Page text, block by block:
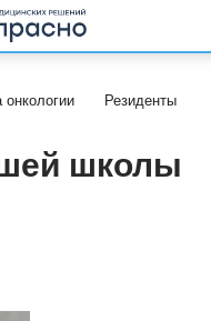
Резиденты
школы